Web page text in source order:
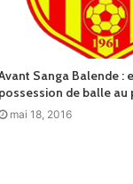
Sanga Balende :
possession de balle au
mai 18, 2016